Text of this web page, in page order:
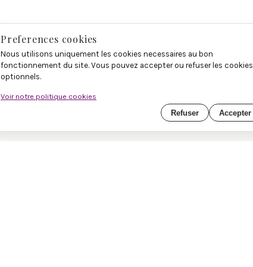
Preferences cookies
Nous utilisons uniquement les cookies necessaires au bon
fonctionnement du site. Vous pouvez accepter ou refuser les cookies
optionnels.
Voir notre politique cookies
Refuser
Accepter